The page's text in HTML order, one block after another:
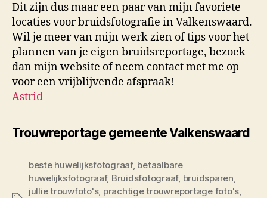
Dit zijn dus maar een paar van mijn favoriete
locaties voor bruidsfotografie in Valkenswaard.
Wil je meer van mijn werk zien of tips voor het
plannen van je eigen bruidsreportage, bezoek
dan mijn website of neem contact met me op
voor een vrijblijvende afspraak!
Astrid
Trouwreportage gemeente Valkenswaard
beste huwelijksfotograaf, betaalbare
huwelijksfotograaf, Bruidsfotograaf, bruidsparen,
jullie trouwfoto's, prachtige trouwreportage foto's,